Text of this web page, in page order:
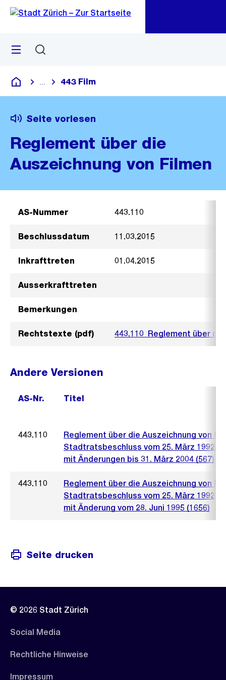
Navigation
Sprunglink
Menü
Deutsch
Blende alle Breadcrumbs ein
443 Film
Seite vorlesen
Reglement über die
Auszeichnung von Filmen
AS-Nummer 443.110
Beschlussdatum 11.03.2015
Inkrafttreten 01.04.2015
Ausserkrafttreten
Bemerkungen
Rechtstexte (pdf) 443.110_Reglement über
Andere Versionen
AS-Nr. Titel
443.110
Reglement über die Auszeichnung von
Stadtratsbeschluss vom 25. März 1992
mit Änderungen bis 31. März 2004 (567)
443.110
Reglement über die Auszeichnung von
Stadtratsbeschluss vom 25. März 1992
mit Änderung vom 28. Juni 1995 (1656)
Seite drucken
© 2026 Stadt Zürich
Social Media
Rechtliche Hinweise
Impressum